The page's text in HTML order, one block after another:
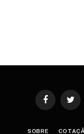
Facebook
SOBRE